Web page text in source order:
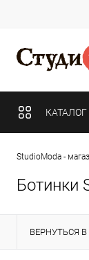
StudioModa -
Ботинки
ВЕРНУТЬСЯ В